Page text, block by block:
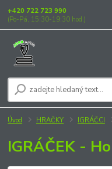
+420 722 723 990
(Po-Pá, 15:30-19:30 hod.)
Úvod HRAČKY IGRÁČCI
IGRÁČEK -